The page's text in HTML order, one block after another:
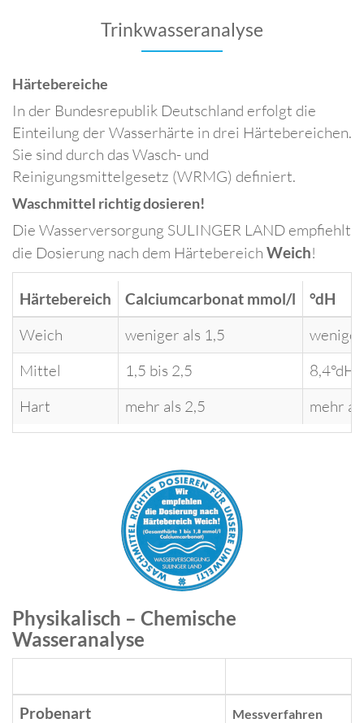
Trinkwasseranalyse
Härtebereiche
In der Bundesrepublik Deutschland erfolgt die
Einteilung der Wasserhärte in drei Härtebereichen.
Sie sind durch das Wasch- und
Reinigungsmittelgesetz (WRMG) definiert.
Waschmittel richtig dosieren!
Die Wasserversorgung SULINGER LAND empfiehlt
die Dosierung nach dem Härtebereich Weich!
Härtebereich Calciumcarbonat mmol/l °dH
Weich weniger als 1,5
Mittel
1,5 bis 2,5
8,4°dH
Hart
mehr als 2,5 mehr
Physikalisch – Chemische
Wasseranalyse
Probenart Messverfahren